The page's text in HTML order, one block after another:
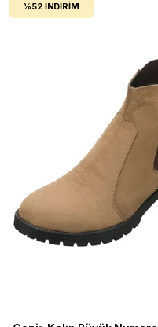
%52 İNDIRIM